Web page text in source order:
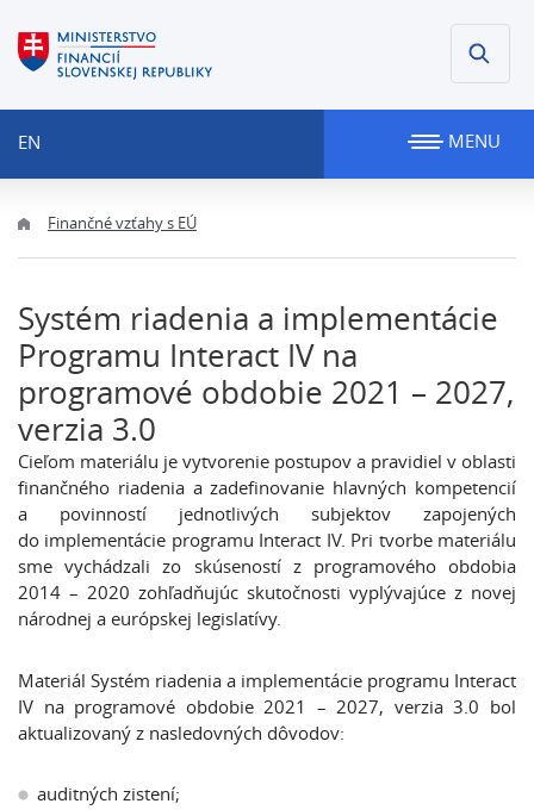
EN MENU
Finančné vzťahy s EÚ
Systém riadenia a implementácie
Programu Interact IV na
programové obdobie 2021 – 2027,
verzia 3.0
Cieľom materiálu je vytvorenie postupov a pravidiel v oblasti
finančného riadenia a zadefinovanie hlavných kompetencií
a povinností jednotlivých subjektov zapojených
do implementácie programu Interact IV. Pri tvorbe materiálu
sme vychádzali zo skúseností z programového obdobia
2014 – 2020 zohľadňujúc skutočnosti vyplývajúce z novej
národnej a európskej legislatívy.
Materiál Systém riadenia a implementácie programu Interact
IV na programové obdobie 2021 – 2027, verzia 3.0 bol
aktualizovaný z nasledovných dôvodov:
auditných zistení;